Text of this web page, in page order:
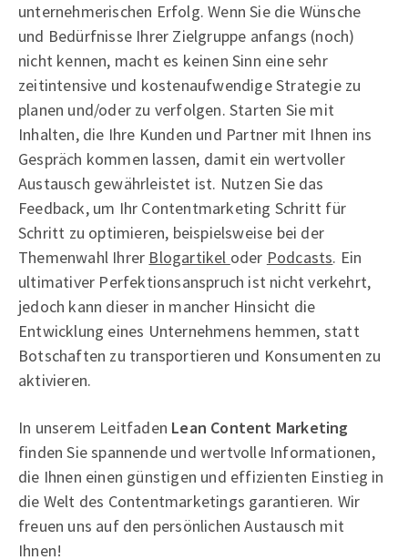
unternehmerischen Erfolg. Wenn Sie die Wünsche
und Bedürfnisse Ihrer Zielgruppe anfangs (noch)
nicht kennen, macht es keinen Sinn eine sehr
zeitintensive und kostenaufwendige Strategie zu
planen und/oder zu verfolgen. Starten Sie mit
Inhalten, die Ihre Kunden und Partner mit Ihnen ins
Gespräch kommen lassen, damit ein wertvoller
Austausch gewährleistet ist. Nutzen Sie das
Feedback, um Ihr Contentmarketing Schritt für
Schritt zu optimieren, beispielsweise bei der
Themenwahl Ihrer Blogartikel oder Podcasts. Ein
ultimativer Perfektionsanspruch ist nicht verkehrt,
jedoch kann dieser in mancher Hinsicht die
Entwicklung eines Unternehmens hemmen, statt
Botschaften zu transportieren und Konsumenten zu
aktivieren.
In unserem Leitfaden Lean Content Marketing
finden Sie spannende und wertvolle Informationen,
die Ihnen einen günstigen und effizienten Einstieg in
die Welt des Contentmarketings garantieren. Wir
freuen uns auf den persönlichen Austausch mit
Ihnen!